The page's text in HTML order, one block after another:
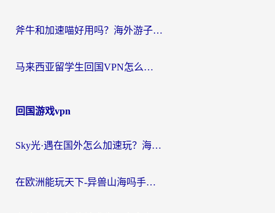
斧牛和加速喵好用吗？海外游子的真实选择困境
马来西亚留学生回国VPN怎么选？3个避坑点+1款实测好用的加速器推荐
回国游戏vpn
Sky光·遇在国外怎么加速玩？海外党亲测有效的国服游戏加速指南
在欧洲能玩天下-异兽山海吗手游？海外玩家的加速器生存指南